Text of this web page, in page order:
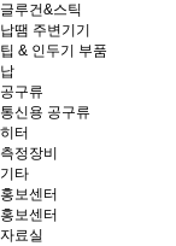
글루건&스틱
납땜 주변기기
팁 & 인두기 부품
납
공구류
통신용 공구류
히터
측정장비
기타
홍보센터
홍보센터
자료실